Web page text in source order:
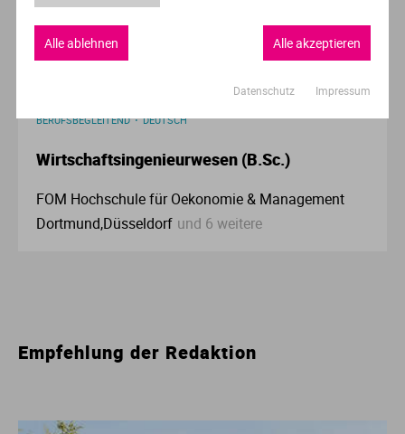
Innsbruck
BERUFSBEGLEITEND DEUTSCH
AUSFÜHRLICHES PROFIL
Wirtschaftsingenieurwesen (B.Sc.)
FOM Hochschule für Oekonomie & Management
Dortmund,Düsseldorf und 6 weitere
Empfehlung der Redaktion
Alle akzeptieren
Alle ablehnen
Datenschutz Impressum